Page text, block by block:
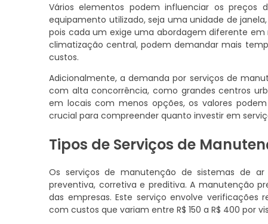
Vários elementos podem influenciar os
equipamento utilizado, seja uma unidade de
pois cada um exige uma abordagem diferente
climatização central, podem demandar mais
custos.
Adicionalmente, a demanda por serviços de
com alta concorrência, como grandes centros
em locais com menos opções, os valores
crucial para compreender quanto investir em
Tipos de Serviços de
Os serviços de manutenção de sistemas de
preventiva, corretiva e preditiva. A manutenção
das empresas. Este serviço envolve
com custos que variam entre R$ 150 a R$ 400 por